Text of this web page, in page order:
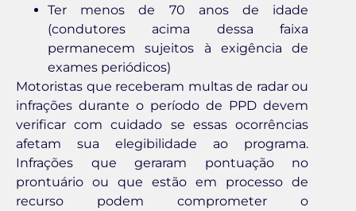
Ter menos de 70 anos de idade
(condutores acima dessa faixa
permanecem sujeitos à exigência de
exames periódicos)
Motoristas que receberam multas de radar ou
infrações durante o período de PPD devem
verificar com cuidado se essas ocorrências
afetam sua elegibilidade ao programa.
Infrações que geraram pontuação no
prontuário ou que estão em processo de
recurso podem comprometer o